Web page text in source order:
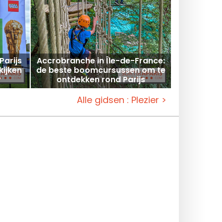
en
Accrobranche in Île-de-France:
de beste boomcursussen om te
ontdekken rond Parijs
Alle gidsen : Plezier >